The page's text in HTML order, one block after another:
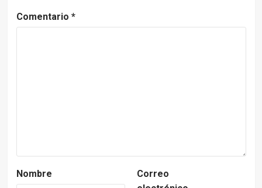
Comentario *
Nombre
Correo